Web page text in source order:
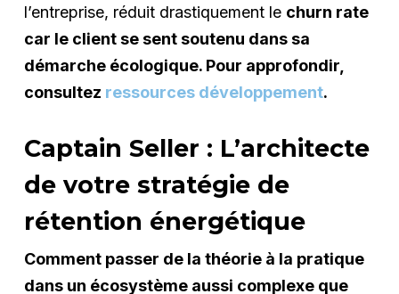
l’entreprise, réduit drastiquement le churn rate
car le client se sent soutenu dans sa
démarche écologique. Pour approfondir,
consultez ressources développement.
Captain Seller : L’architecte
de votre stratégie de
rétention énergétique
Comment passer de la théorie à la pratique
dans un écosystème aussi complexe que